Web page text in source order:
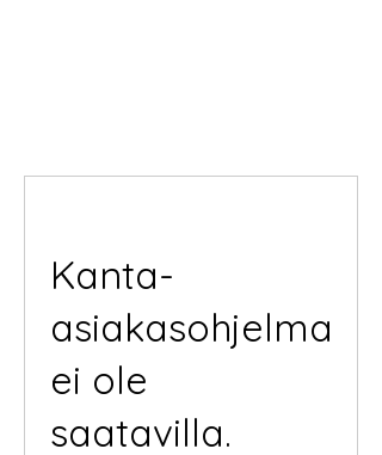
Kanta-
asiakasohjelma
ei ole
saatavilla.